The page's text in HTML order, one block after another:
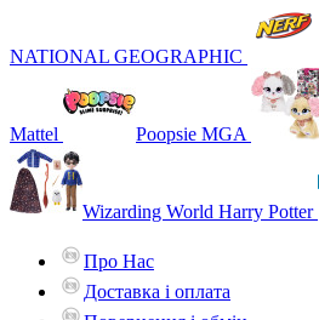
NATIONAL GEOGRAPHIC
Mattel Poopsie MGA
Wizarding World Harry Potter
Про Нас
Доставка і оплата